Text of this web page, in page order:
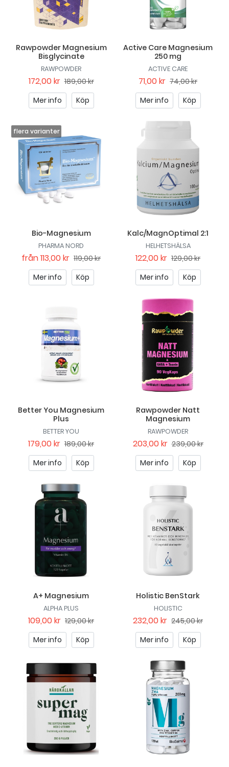
Rawpowder Magnesium
Bisglycinate
RAWPOWDER
172,00 kr 189,00 kr
Mer info
Köp
Active Care Magnesium
250 mg
ACTIVE CARE
71,00 kr 74,00 kr
Mer info
Köp
Bio-Magnesium
PHARMA NORD
från113,00 kr 119,00 kr
Mer info
Köp
Kalc/MagnOptimal 2:1
HELHETSHÄLSA
122,00 kr 129,00 kr
Mer info
Köp
Better You Magnesium
Plus
BETTER YOU
179,00 kr 189,00 kr
Mer info
Köp
Rawpowder Natt
Magnesium
RAWPOWDER
203,00 kr 239,00 kr
Mer info
Köp
A+ Magnesium
ALPHA PLUS
109,00 kr 129,00 kr
Mer info
Köp
Holistic BenStark
HOLISTIC
232,00 kr 245,00 kr
Mer info
Köp